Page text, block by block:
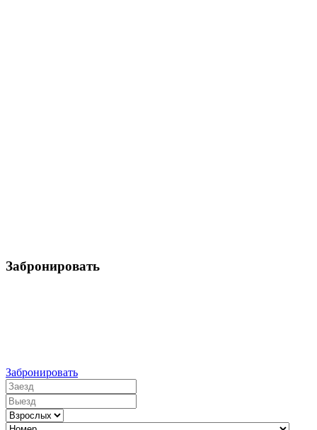
Забронировать
Забронировать
Заезд
Выезд
Взрослых
Номер